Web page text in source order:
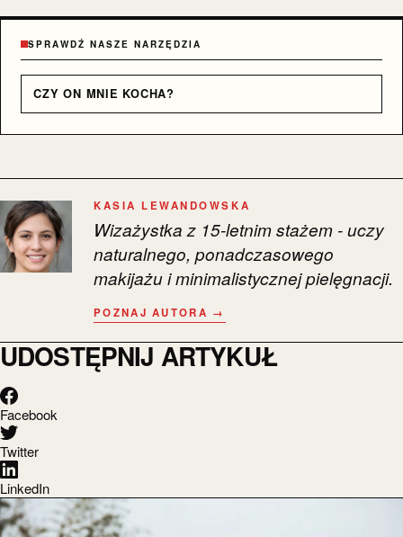
SPRAWDŹ NASZE NARZĘDZIA
CZY ON MNIE KOCHA?
KASIA LEWANDOWSKA
Wizażystka z 15-letnim stażem - uczy
naturalnego, ponadczasowego
makijażu i minimalistycznej pielęgnacji.
POZNAJ AUTORA →
UDOSTĘPNIJ ARTYKUŁ
Facebook
Twitter
LinkedIn